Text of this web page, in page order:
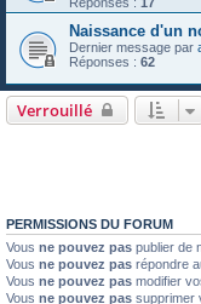
Naissance d'un
Dernier message par
Réponses : 62
Verrouillé
PERMISSIONS DU FORUM
Vous ne pouvez pas publier de
Vous ne pouvez pas répondre
Vous ne pouvez pas modifier
Vous ne pouvez pas supprimer